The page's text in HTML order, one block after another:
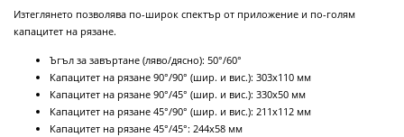
Изтеглянето позволява по-широк спектър от приложение и по-голям
капацитет на рязане.
Ъгъл за завъртане (ляво/дясно): 50°/60°
Капацитет на рязане 90°/90° (шир. и вис.): 303х110 мм
Капацитет на рязане 90°/45° (шир. и вис.): 330х50 мм
Капацитет на рязане 45°/90° (шир. и вис.): 211х112 мм
Капацитет на рязане 45°/45°: 244х58 мм